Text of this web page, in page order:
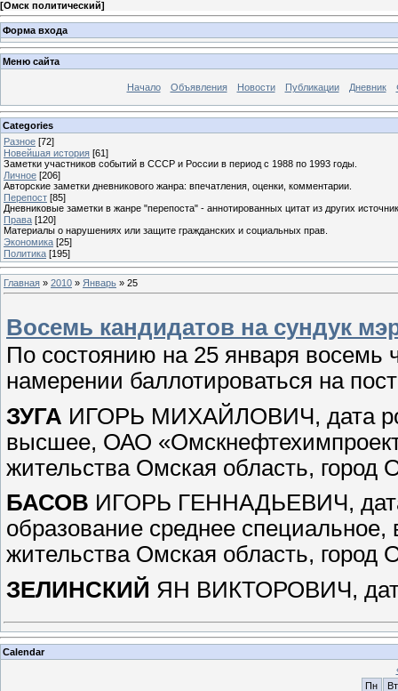
[Омск политический]
Форма входа
Меню сайта
Начало Объявления Новости Публикации Дневник
Categories
Разное [72]
Новейшая история [61]
Заметки участников событий в СССР и России в период с 1988 по 1993 годы.
Личное [206]
Авторские заметки дневникового жанра: впечатления, оценки, комментарии.
Перепост [85]
Дневниковые заметки в жанре "перепоста" - аннотированных цитат из других
Права [120]
Материалы о нарушениях или защите гражданских и социальных прав.
Экономика [25]
Политика [195]
Главная » 2010 » Январь » 25
Восемь кандидатов на сундук
По состоянию на 25 января восемь
намерении баллотироваться на
ЗУГА ИГОРЬ МИХАЙЛОВИЧ, дата
высшее, ОАО
жительства Омская область, город
БАСОВ ИГОРЬ ГЕННАДЬЕВИЧ, дата
образование среднее
жительства Омская область, город
ЗЕЛИНСКИЙ ЯН ВИКТОРОВИЧ,
Calendar
Пн
Вт